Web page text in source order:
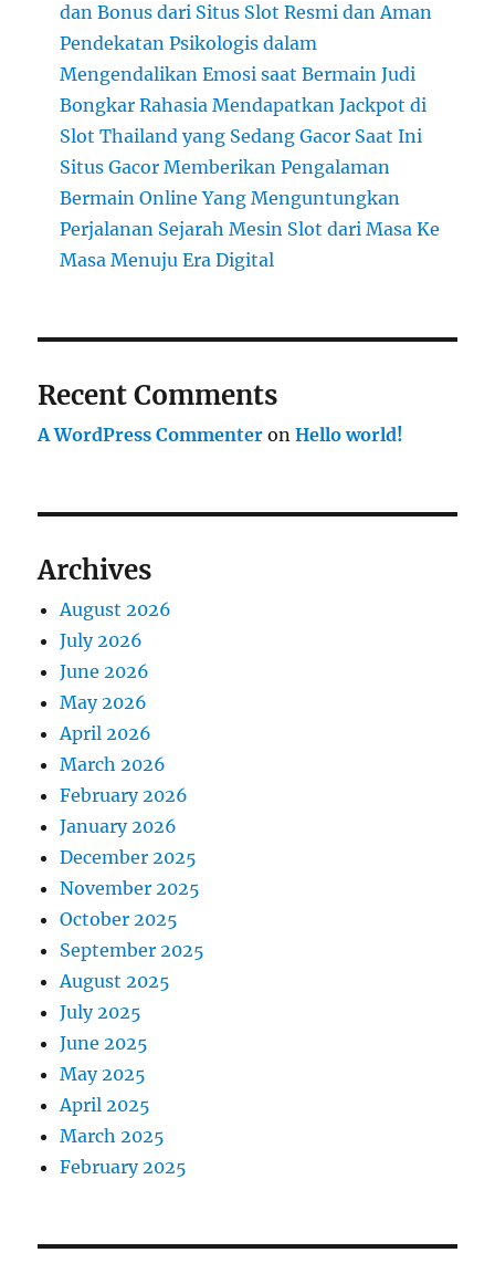
dan Bonus dari Situs Slot Resmi dan Aman
Pendekatan Psikologis dalam
Mengendalikan Emosi saat Bermain Judi
Bongkar Rahasia Mendapatkan Jackpot di
Slot Thailand yang Sedang Gacor Saat Ini
Situs Gacor Memberikan Pengalaman
Bermain Online Yang Menguntungkan
Perjalanan Sejarah Mesin Slot dari Masa Ke
Masa Menuju Era Digital
Recent Comments
A WordPress Commenter onHello world!
Archives
August 2026
July 2026
June 2026
May 2026
April 2026
March 2026
February 2026
January 2026
December 2025
November 2025
October 2025
September 2025
August 2025
July 2025
June 2025
May 2025
April 2025
March 2025
February 2025